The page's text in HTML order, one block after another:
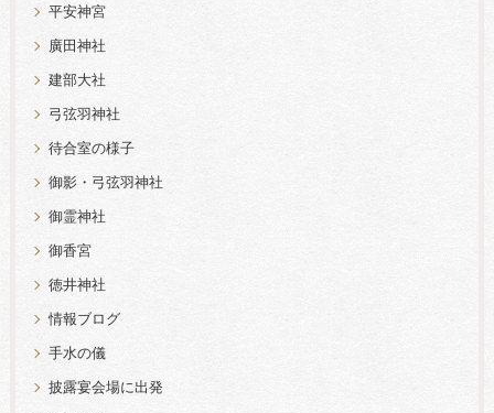
平安神宮
廣田神社
建部大社
弓弦羽神社
待合室の様子
御影・弓弦羽神社
御霊神社
御香宮
徳井神社
情報ブログ
手水の儀
披露宴会場に出発